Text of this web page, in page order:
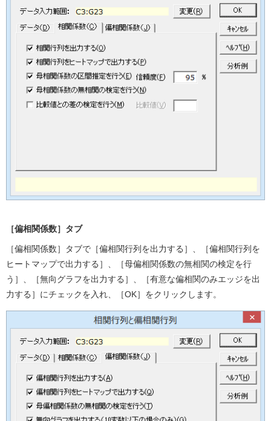
［偏相関係数］タブ
［偏相関係数］タブで［偏相関行列を出力する］、［偏相関行列を
ヒートマップで出力する］、［母偏相関係数の無相関の検定を行
う］、［無向グラフを出力する］、［有意な偏相関のみエッジを出
力する］にチェックを入れ、［OK］をクリックします。